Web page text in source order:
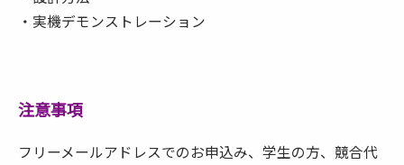
・実機デモンストレーション
注意事項
フリーメールアドレスでのお申込み、学生の方、競合代